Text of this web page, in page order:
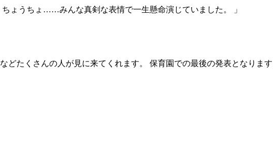
ょうちょ……みんな真剣な表情で一生懸命演じていました。 」
どたくさんの人が見に来てくれます。 保育園での最後の発表となりま